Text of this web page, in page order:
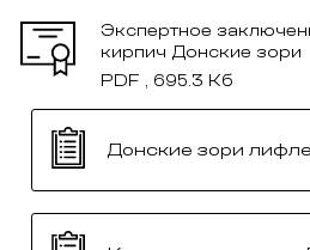
Экспертное
кирпич Донские зори
PDF , 695.3 Кб
Донские зори